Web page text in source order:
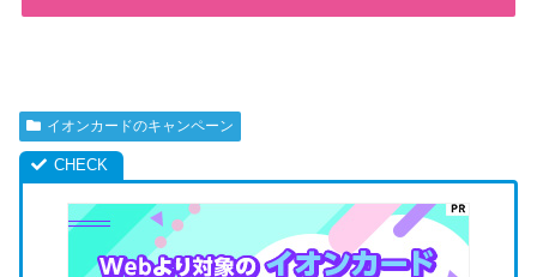
イオンカードのキャンペーン